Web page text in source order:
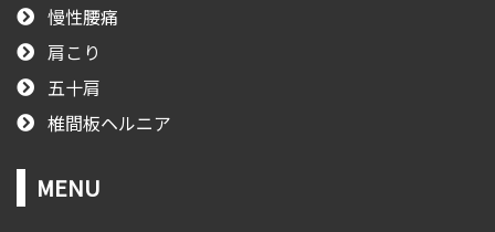
慢性腰痛
肩こり
五十肩
椎間板ヘルニア
MENU